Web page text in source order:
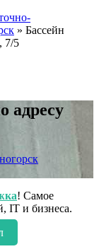
» Бассейн
7/5
адресу
! Самое
IT и бизнеса.